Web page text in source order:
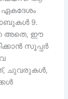
ഏകദേശം
9.
അതെ, ഈ
സൂപ്പർ
ചുവരുകൾ,